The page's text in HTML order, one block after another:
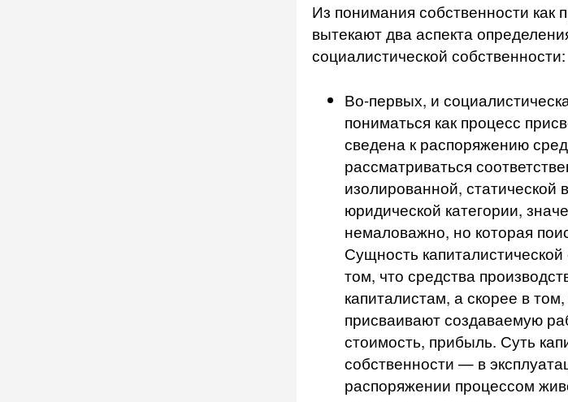
Из понимания собственности как
вытекают два аспекта
социалистической собственности:
Во-первых, и
пониматься как процесс
сведена к распоряжению
рассматриваться
изолированной, статической
юридической категории,
немаловажно, но которая
Сущность
том, что средства
капиталистам, а скорее в
присваивают создаваемую
стоимость, прибыль. Суть
собственности — в
распоряжении процессом